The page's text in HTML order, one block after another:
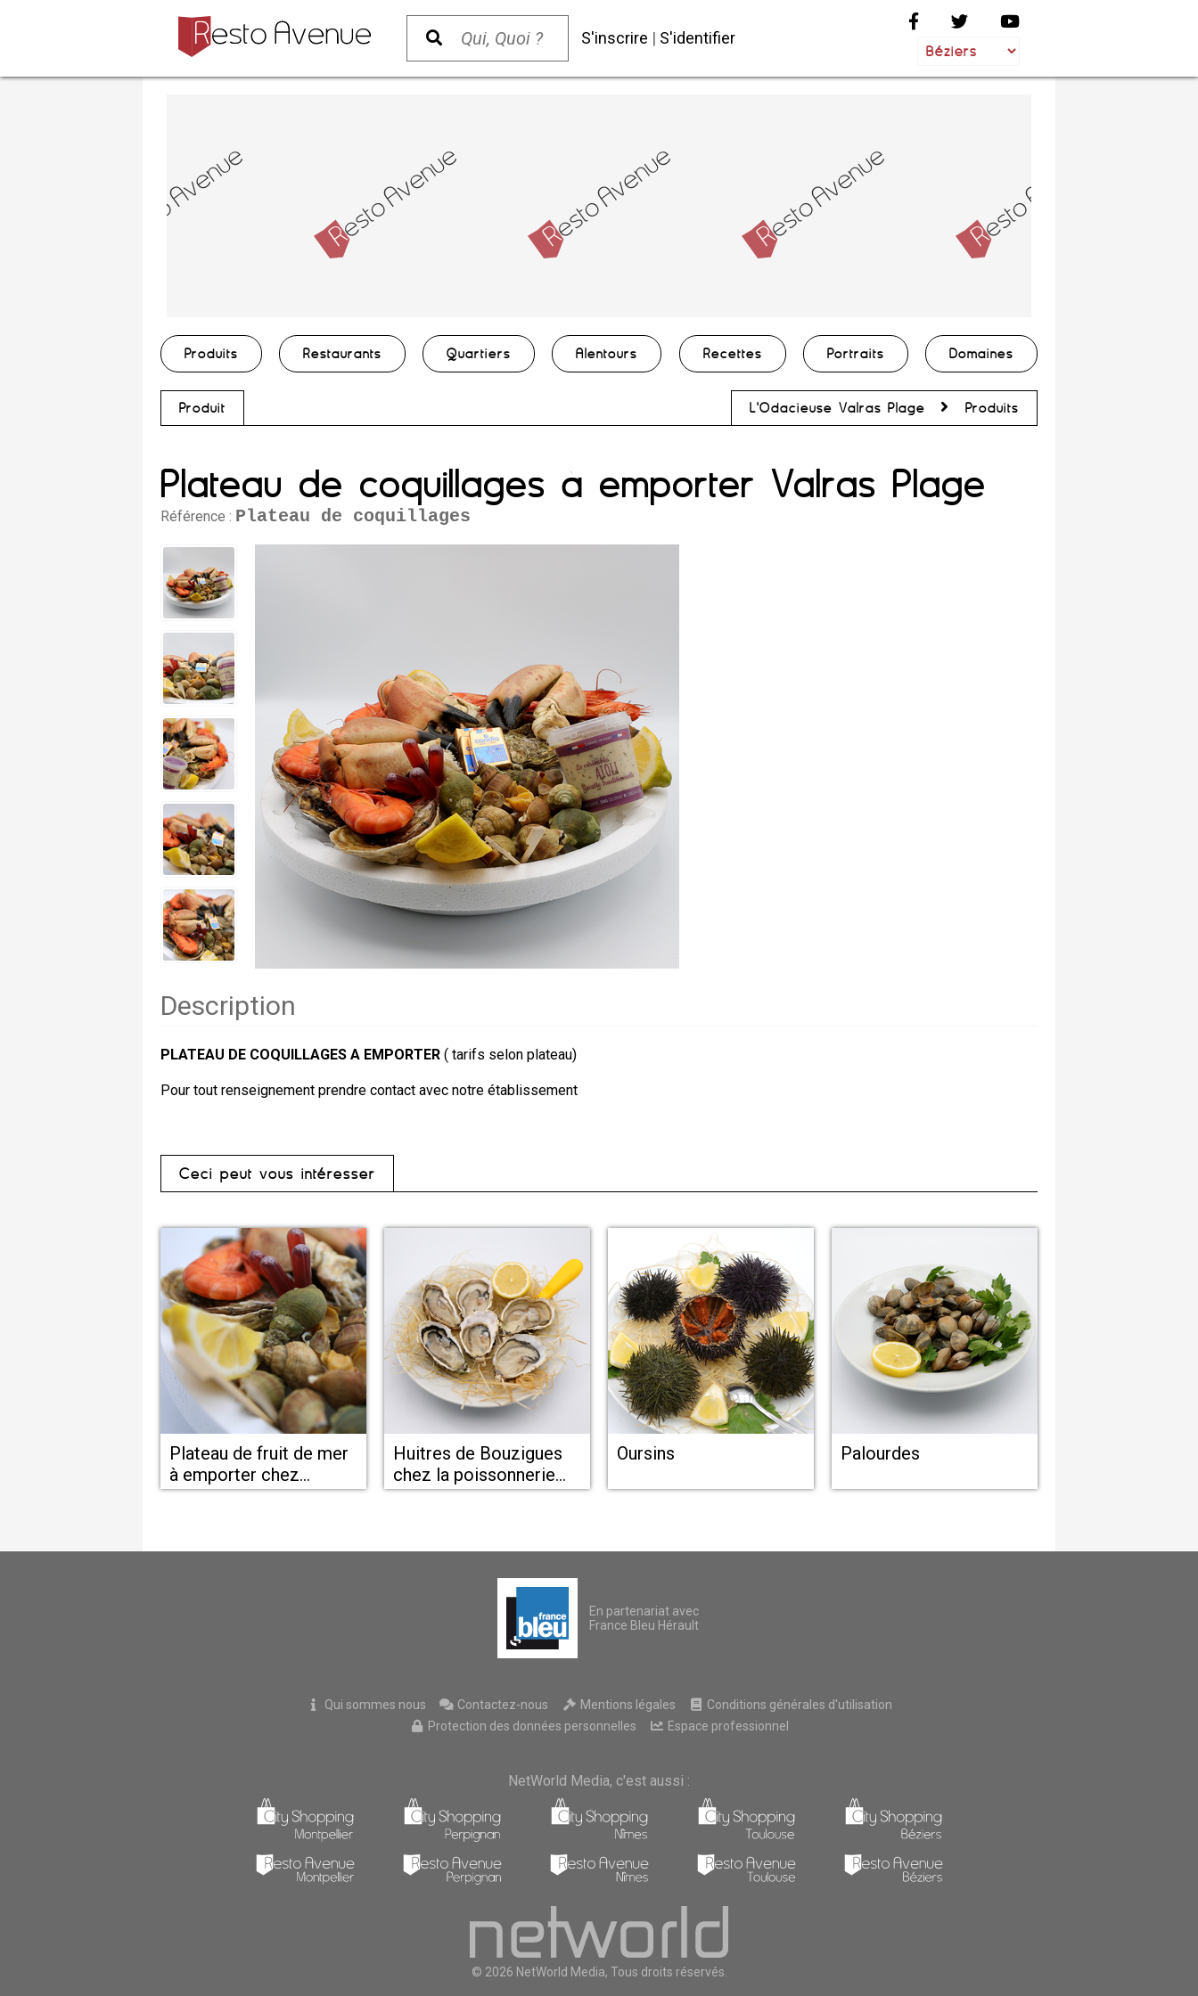
S'inscrire | S'identifier
Produits Restaurants Quartiers Alentours Recettes Portraits Domaines
Produit L'Odacieuse Valras Plage Produits
Plateau de coquillages à emporter Valras Plage
Référence : Plateau de coquillages
Description
PLATEAU DE COQUILLAGES A EMPORTER ( tarifs selon plateau)
Pour tout renseignement prendre contact avec notre établissement
Ceci peut vous intéresser
Plateau de fruit de mer
à emporter chez
L'Odacieuse Valras
Huitres de Bouzigues
chez la poissonnerie
L'Odacieuse à Valras
Oursins Palourdes
En partenariat avec
France Bleu Hérault
Qui sommes nous Contactez-nous Mentions légales
Conditions générales d'utilisation
Protection des données personnelles
Espace professionnel
NetWorld Media, c'est aussi :
© 2026 NetWorld Media, Tous droits réservés.